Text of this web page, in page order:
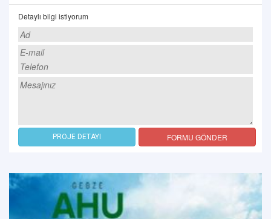
Detaylı bilgi istiyorum
PROJE DETAYI FORMU GÖNDER